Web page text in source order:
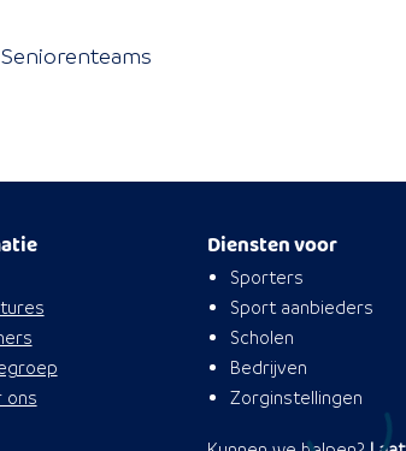
Seniorenteams
ons
Diensten voor
Sporters
Sport aanbieders
Scholen
Bedrijven
Zorginstellingen